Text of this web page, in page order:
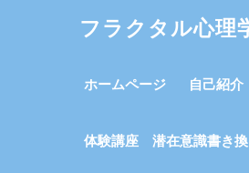
フラクタル心理
ホームページ 自己紹介
体験講座 潜在意識書き換